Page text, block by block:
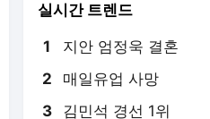
실시간 트렌드
1 지안 엄정욱 결혼
2 매일유업 사망